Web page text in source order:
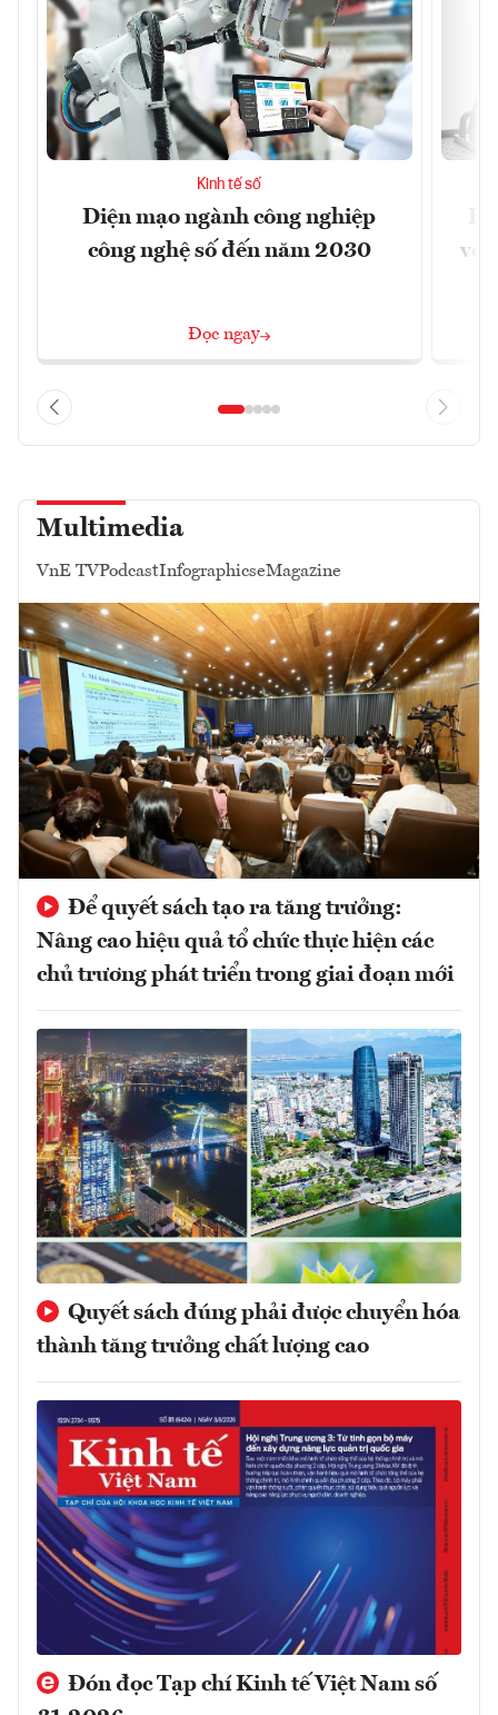
Kinh tế số
Diện mạo ngành công nghiệp
công nghệ số đến năm 2030
Đọc ngay
với
Multimedia
VnE TVPodcastInfographicseMagazine
Để quyết sách tạo ra tăng trưởng:
Nâng cao hiệu quả tổ chức thực hiện các
chủ trương phát triển trong giai đoạn mới
Quyết sách đúng phải được chuyển hóa
thành tăng trưởng chất lượng cao
Đón đọc Tạp chí Kinh tế Việt Nam số